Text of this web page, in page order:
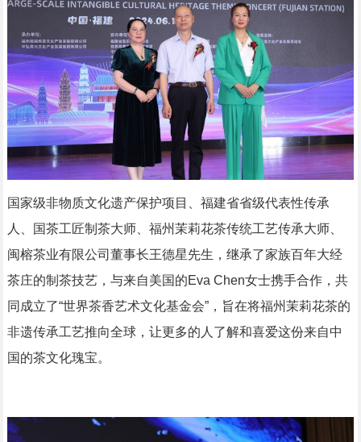
国家级非物质文化遗产保护项目、福建省省级代表性传承
人、国茶工匠制茶大师、福州茉莉花茶传统工艺传承大师、
闽榕茶业有限公司董事长王德星先生，继承了家族百年大经
茶庄的制茶技艺，与来自美国的Eva Chen女士携手合作，共
同成立了“世界茶香艺术文化基金会”，旨在将福州茉莉花茶的
非遗传承工艺推向全球，让更多的人了解和喜爱这份来自中
国的茶文化瑰宝。